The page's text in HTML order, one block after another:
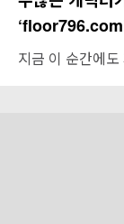
지금 이 순간에